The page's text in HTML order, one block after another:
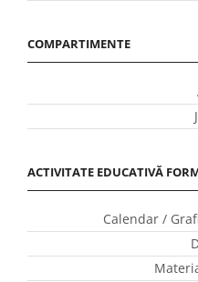
COMPARTIMENTE
ACTIVITATE EDUCATIVĂ
Calendar /